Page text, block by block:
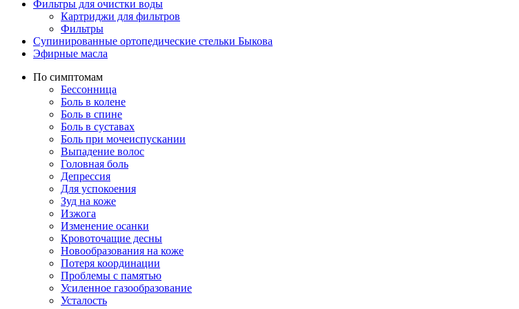
Фильтры для очистки воды
Картриджи для фильтров
Фильтры
Супинированные ортопедические стельки Быкова
Эфирные масла
По симптомам
Бессонница
Боль в колене
Боль в спине
Боль в суставах
Боль при мочеиспускании
Выпадение волос
Головная боль
Депрессия
Для успокоения
Зуд на коже
Изжога
Изменение осанки
Кровоточащие десны
Новообразования на коже
Потеря координации
Проблемы с памятью
Усиленное газообразование
Усталость